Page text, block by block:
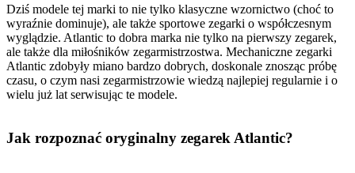
Dziś modele tej marki to nie tylko klasyczne wzornictwo (choć to
wyraźnie dominuje), ale także sportowe zegarki o współczesnym
wyglądzie. Atlantic to dobra marka nie tylko na pierwszy zegarek,
ale także dla miłośników zegarmistrzostwa. Mechaniczne zegarki
Atlantic zdobyły miano bardzo dobrych, doskonale znosząc próbę
czasu, o czym nasi zegarmistrzowie wiedzą najlepiej regularnie i o
wielu już lat serwisując te modele.
Jak rozpoznać oryginalny zegarek Atlantic?